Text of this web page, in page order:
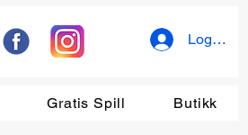
Logg inn
Gratis Spill Butikk